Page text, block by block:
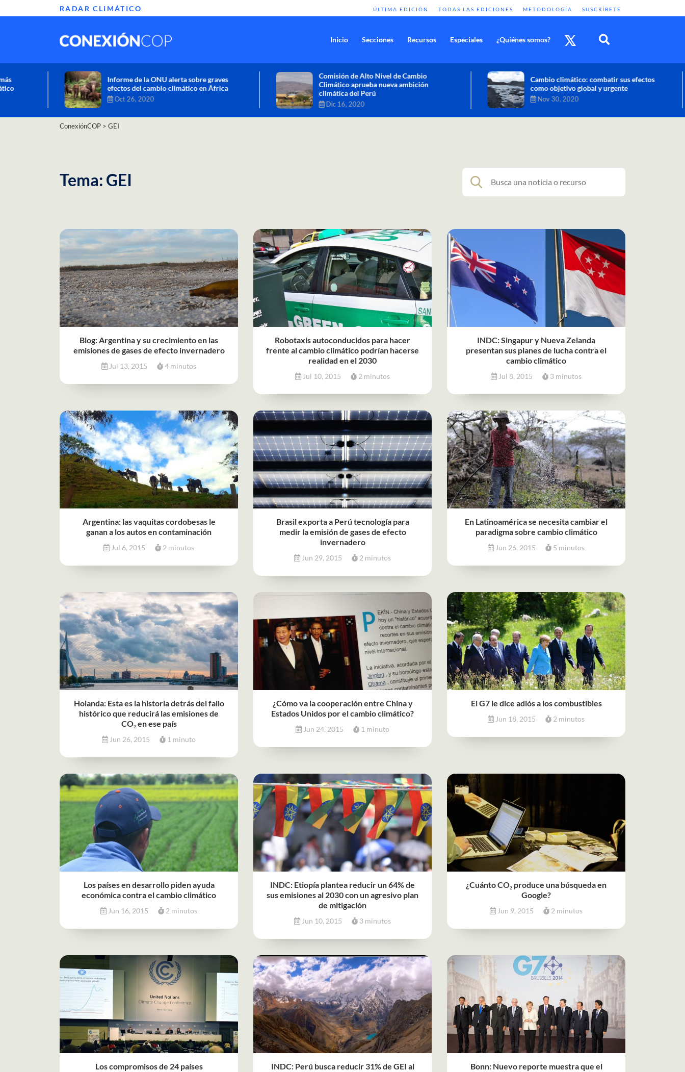
RADAR CLIMÁTICO ÚLTIMA EDICIÓN TODAS LAS EDICIONES METODOLOGÍA SUSCRÍBETE
Inicio Secciones Recursos Especiales ¿Quiénes somos?
Informe de la ONU alerta sobre graves
efectos del cambio climático en África
Oct 26, 2020
Comisión de Alto Nivel de Cambio
Climático aprueba nueva ambición
climática del Perú
Dic 16, 2020
Cambio climático: combatir sus efectos
como objetivo global y urgente
Nov 30, 2020
ConexiónCOP > GEI
Tema: GEI
Blog: Argentina y su crecimiento en las
emisiones de gases de efecto invernadero
Jul 13, 2015 4 minutos
Robotaxis autoconducidos para hacer
frente al cambio climático podrían hacerse
realidad en el 2030
Jul 10, 2015 2 minutos
INDC: Singapur y Nueva Zelanda
presentan sus planes de lucha contra el
cambio climático
Jul 8, 2015 3 minutos
Argentina: las vaquitas cordobesas le
ganan a los autos en contaminación
Jul 6, 2015 2 minutos
Brasil exporta a Perú tecnología para
medir la emisión de gases de efecto
invernadero
Jun 29, 2015 2 minutos
En Latinoamérica se necesita cambiar el
paradigma sobre cambio climático
Jun 26, 2015 5 minutos
Holanda: Esta es la historia detrás del fallo
histórico que reducirá las emisiones de
CO₂ en ese país
Jun 26, 2015 1 minuto
¿Cómo va la cooperación entre China y
Estados Unidos por el cambio climático?
Jun 24, 2015 1 minuto
El G7 le dice adiós a los combustibles
Jun 18, 2015 2 minutos
Los países en desarrollo piden ayuda
económica contra el cambio climático
Jun 16, 2015 2 minutos
INDC: Etiopía plantea reducir un 64% de
sus emisiones al 2030 con un agresivo plan
de mitigación
Jun 10, 2015 3 minutos
¿Cuánto CO₂ produce una búsqueda en
Google?
Jun 9, 2015 2 minutos
Los compromisos de 24 países
INDC: Perú busca reducir 31% de GEI al
Bonn: Nuevo reporte muestra que el